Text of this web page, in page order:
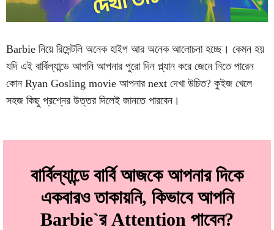
Barbie নিয়ে রিসেন্টলি অনেক হাইপ আর অনেক আলোচনা হচ্ছে। কেমন হয়
যদি এই বার্বিল্যান্ডে আপনি আপনার পুরো দিন প্ল্যান করে জেনে নিতে পারেন
কোন Ryan Gosling movie আপনার next দেখা উচিত? কুইজ খেলে
সহজ কিছু প্রশ্নের উত্তর দিলেই জানতে পারবেন।
বার্বিল্যান্ডে বার্বি আজকে আপনার দিকে
একবারও তাকায়নি, কিভাবে আপনি
Barbie`র Attention পাবেন?